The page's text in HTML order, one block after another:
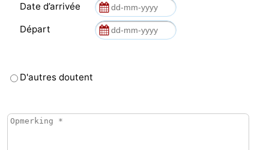
Oranjezon
Oostkapelle
Nature
Nature
-
Date d’arrivée
Départ
D'autres doutent